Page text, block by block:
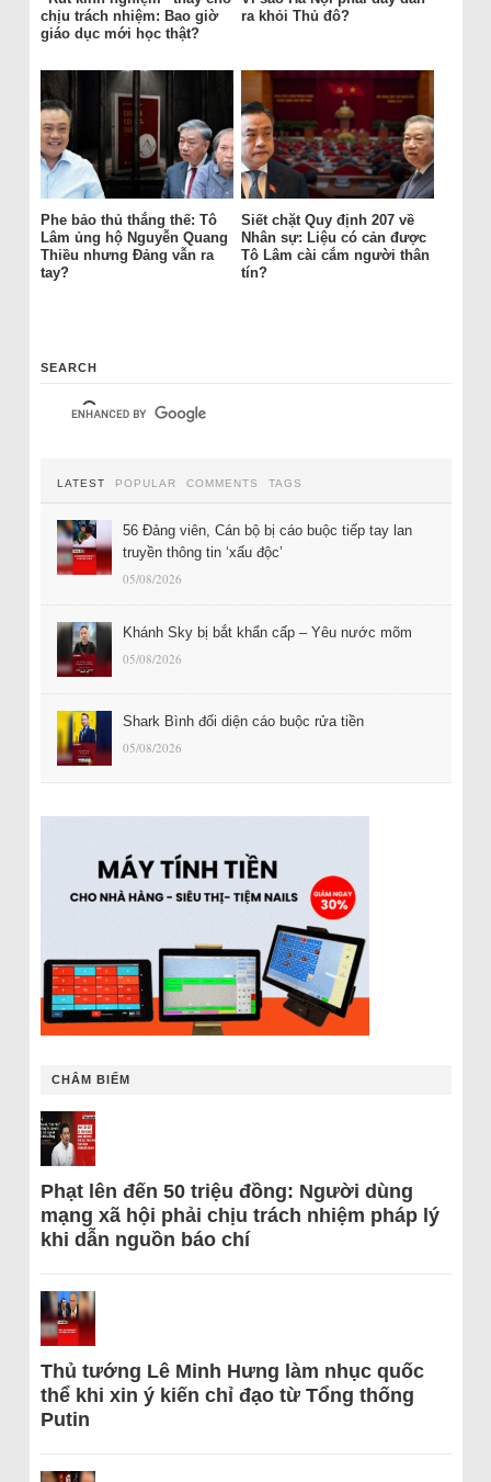
chịu trách nhiệm: Bao giờ
giáo dục mới học thật?
ra khỏi Thủ đô?
Phe bảo thủ thắng thế: Tô
Lâm ủng hộ Nguyễn Quang
Thiều nhưng Đảng vẫn ra
tay?
Siết chặt Quy định 207 về
Nhân sự: Liệu có cản được
Tô Lâm cài cắm người thân
tín?
SEARCH
LATEST POPULAR COMMENTS TAGS
56 Đảng viên, Cán bộ bị cáo buộc tiếp tay lan
truyền thông tin ‘xấu độc’
05/08/2026
Khánh Sky bị bắt khẩn cấp – Yêu nước mõm
05/08/2026
Shark Bình đối diện cáo buộc rửa tiền
05/08/2026
CHÂM BIẾM
Phạt lên đến 50 triệu đồng: Người dùng
mạng xã hội phải chịu trách nhiệm pháp lý
khi dẫn nguồn báo chí
Thủ tướng Lê Minh Hưng làm nhục quốc
thể khi xin ý kiến chỉ đạo từ Tổng thống
Putin